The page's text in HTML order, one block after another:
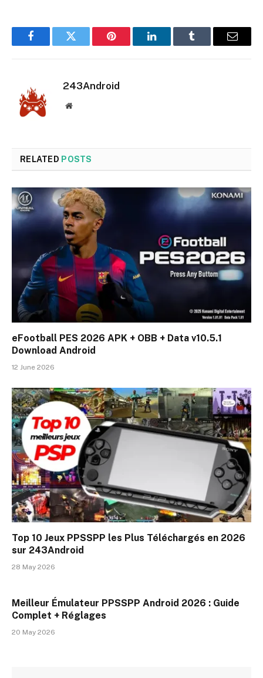
FacebookTwitter Pinterest LinkedInTumblr Email
243Android
Website
RELATED POSTS
eFootball PES 2026 APK + OBB + Data v10.5.1
Download Android
12 June 2026
Top 10 Jeux PPSSPP les Plus Téléchargés en 2026
sur 243Android
28 May 2026
Meilleur Émulateur PPSSPP Android 2026 : Guide
Complet + Réglages
20 May 2026